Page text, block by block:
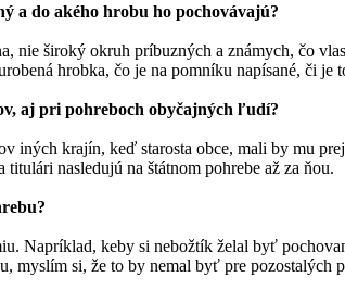
a do akého hrobu ho pochovávajú?
široký okruh príbuzných a známych, čo
hrobka, čo je na pomníku napísané, či
aj pri pohreboch obyčajných ľudí?
iných krajín, keď starosta obce, mali by mu
nasledujú na štátnom pohrebe až za ňou.
Napríklad, keby si nebožtík želal byť
myslím si, že to by nemal byť pre pozostalých